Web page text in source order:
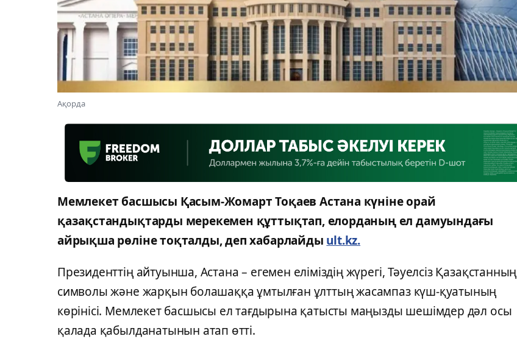
Ақорда
Мемлекет басшысы Қасым-Жомарт Тоқаев Астана күніне орай
қазақстандықтарды мерекемен құттықтап, елорданың ел дамуындағы
айрықша рөліне тоқталды, деп хабарлайды ult.kz.
Президенттің айтуынша, Астана – егемен еліміздің жүрегі, Тәуелсіз Қазақстанның
символы және жарқын болашаққа ұмтылған ұлттың жасампаз күш-қуатының
көрінісі. Мемлекет басшысы ел тағдырына қатысты маңызды шешімдер дәл осы
қалада қабылданатынын атап өтті.